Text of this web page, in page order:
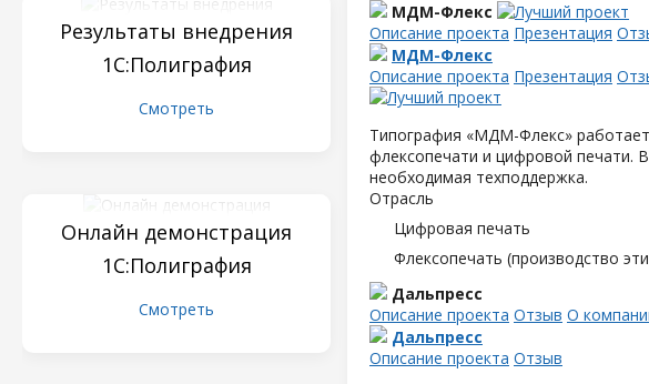
Результаты внедрения
1С:Полиграфия
Смотреть
Онлайн демонстрация
1С:Полиграфия
Смотреть
МДМ-Флекс
Описание проекта Презентация
МДМ-Флекс
Описание проекта Презентация
Типография «МДМ-Флекс»
флексопечати и цифровой печати.
необходимая техподдержка.
Отрасль
Цифровая печать
Флексопечать (производство
Дальпресс
Описание проекта Отзыв О
Дальпресс
Описание проекта Отзыв